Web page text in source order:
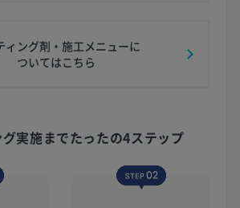
ィング剤・施工メニューに
ついてはこちら
実施までたったの4ステップ